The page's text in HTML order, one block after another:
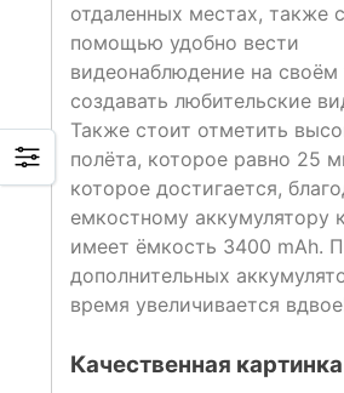
отдаленных местах, также
помощью удобно вести
видеонаблюдение на своём
создавать любительские
Также стоит отметить
полёта, которое равно 25
которое достигается,
емкостному аккумулятору
имеет ёмкость 3400 mAh.
дополнительных
время увеличивается
Качественная